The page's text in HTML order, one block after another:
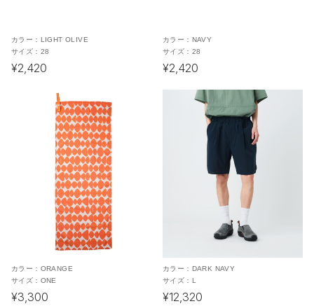
カラー： LIGHT OLIVE
サイズ： 28
¥2,420
カラー： NAVY
サイズ： 28
¥2,420
カラー： ORANGE
サイズ： ONE
¥3,300
カラー： DARK NAVY
サイズ： L
¥12,320